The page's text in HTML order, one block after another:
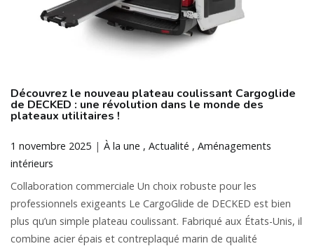
Découvrez le nouveau plateau coulissant Cargoglide
de DECKED : une révolution dans le monde des
plateaux utilitaires !
1 novembre 2025 À la une Actualité
Aménagements
intérieurs
Collaboration commerciale Un choix robuste pour les
professionnels exigeants Le CargoGlide de DECKED est bien
plus qu’un simple plateau coulissant. Fabriqué aux États-Unis, il
combine acier épais et contreplaqué marin de qualité